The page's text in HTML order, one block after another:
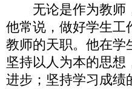
无论是作为教师，
他常说，做好学生工
教师的天职。他在学
坚持以人为本的思
进步；坚持学习成绩